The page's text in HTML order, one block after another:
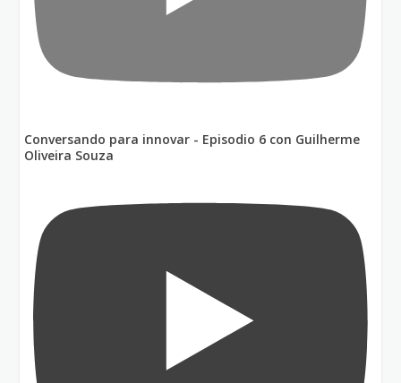
Conversando para innovar - Episodio 6 con Guilherme
Oliveira Souza